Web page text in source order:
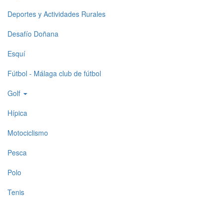
Deportes y Actividades Rurales
Desafío Doñana
Esquí
Fútbol - Málaga club de fútbol
Golf
Hípica
Motociclismo
Pesca
Polo
Tenis